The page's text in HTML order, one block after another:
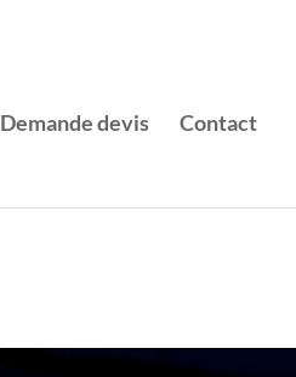
Demande devis Contact